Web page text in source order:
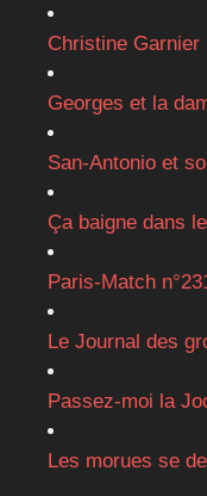
Christine Garnier
Georges et la
San-Antonio et
Ça baigne dans
Paris-Match
Le Journal des
Passez-moi la
Les morues se